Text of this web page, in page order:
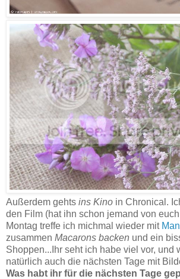
Außerdem gehts ins Kino in Chronical.
den Film (hat ihn schon jemand von
Montag treffe ich michmal wieder mit
zusammen Macarons backen und ein
Shoppen...Ihr seht ich habe viel vor, und
natürlich auch die nächsten Tage mit
Was habt ihr für die nächsten Tage